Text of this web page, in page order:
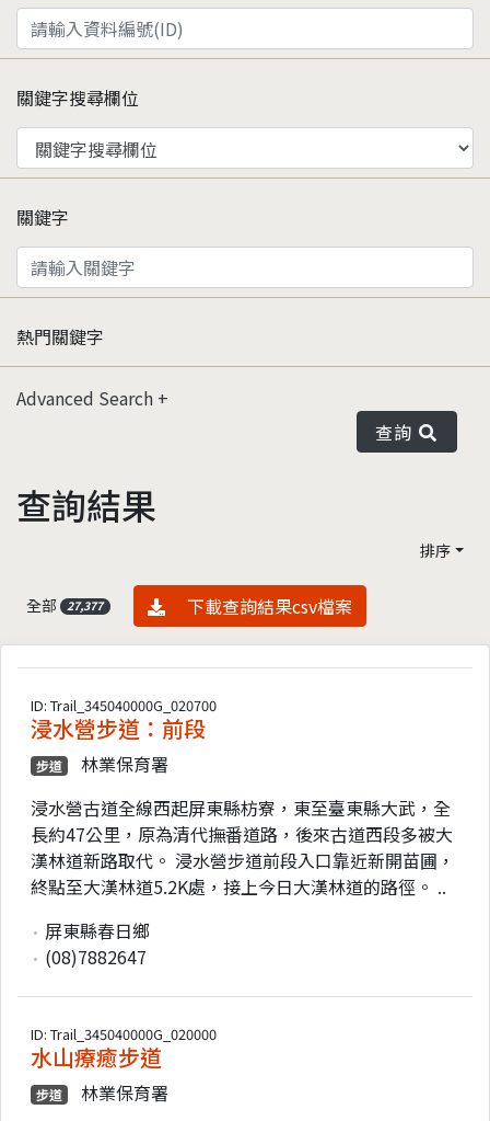
關鍵字搜尋欄位
關鍵字
熱門關鍵字
Advanced Search
查詢
查詢結果
排序
全部 27,377 資料下載
下載查詢結果csv檔案
ID: Trail_345040000G_020700
浸水營步道：前段
步道
林業保育署
浸水營古道全線西起屏東縣枋寮，東至臺東縣大武，全
長約47公里，原為清代撫番道路，後來古道西段多被大
漢林道新路取代。 浸水營步道前段入口靠近新開苗圃，
終點至大漢林道5.2K處，接上今日大漢林道的路徑。 ..
屏東縣春日鄉
(08)7882647
ID: Trail_345040000G_020000
水山療癒步道
步道
林業保育署